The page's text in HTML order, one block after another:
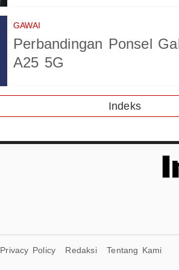
GAWAI
Perbandingan Ponsel
A25 5G
Indeks
Privacy Policy Redaksi Tentang Kami